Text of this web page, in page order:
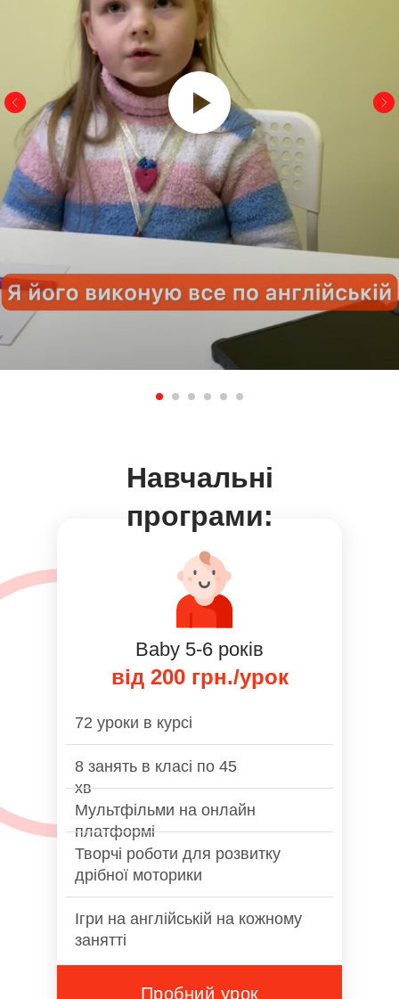
Пробний урок
Навчальнi
програми:
Baby 5-6 років
72 уроки в курсі
8 занять в класі по 45
хв
Мультфільми на онлайн
платформі
Творчі роботи для розвитку
дрібної моторики
Ігри на англійській на кожному
занятті
від 200 грн./урок